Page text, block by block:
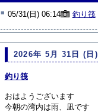
■ 05/31(日) 06:14 釣り筏
2026年 5月 31日 (日)
釣り筏
おはようございます
今朝の湾内は雨、凪です